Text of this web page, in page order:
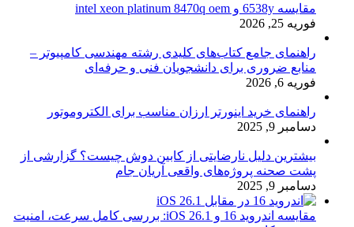
مقایسه 6538y و intel xeon platinum 8470q oem
فوریه 25, 2026
راهنمای جامع کتاب‌های کلیدی رشته مهندسی کامپیوتر –
منابع ضروری برای دانشجویان فنی و حرفه‌ای
فوریه 6, 2026
راهنمای خرید اینورتر ارزان مناسب برای الکتروموتور
دسامبر 9, 2025
بیشترین دلیل نارضایتی از کابین دوش چیست؟ گزارشی از
پشت صحنه پروژه‌های واقعی آریان جام
دسامبر 9, 2025
مقایسه اندروید 16 و iOS 26.1: بررسی کامل سرعت، امنیت